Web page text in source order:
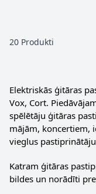
20 Produkti
Elektriskās ģitāras
Vox, Cort.
spēlētāju ģitāras
mājām, koncertiem,
vieglus
Katram ģitāras
bildes un norādīti